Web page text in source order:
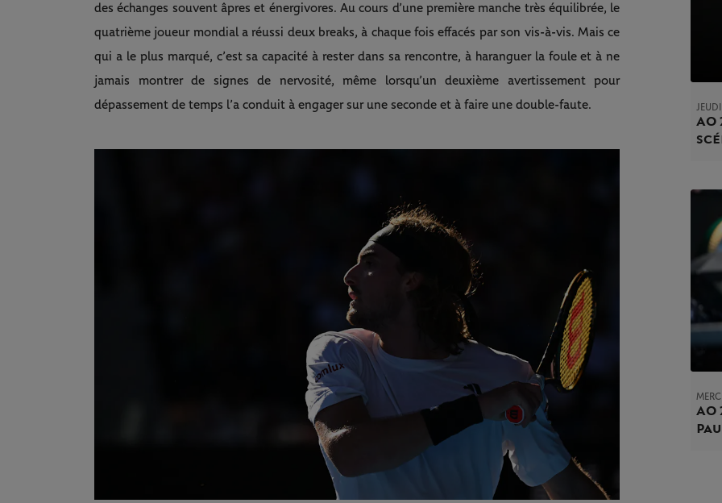
des échanges souvent âpres et énergivores. Au cours d’une première manche très équilibrée, le
quatrième joueur mondial a réussi deux breaks, à chaque fois effacés par son vis-à-vis. Mais ce
qui a le plus marqué, c’est sa capacité à rester dans sa rencontre, à haranguer la foule et à ne
jamais montrer de signes de nervosité, même lorsqu’un deuxième avertissement pour
dépassement de temps l’a conduit à engager sur une seconde et à faire une double-faute.
AO
AO